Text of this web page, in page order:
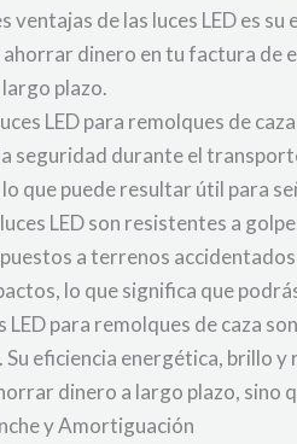
ventajas de las luces LED es
dinero en tu factura de
plazo.
LED para remolques de
seguridad durante el
que puede resultar útil para
LED son resistentes a
a terrenos
lo que significa que
LED para remolques de caza
eficiencia energética, brillo
dinero a largo plazo, sino
y Amortiguación